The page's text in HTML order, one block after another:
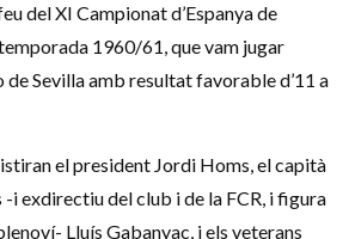
del XI Campionat d’Espanya de
1960/61, que vam jugar
Sevilla amb resultat favorable d’11 a
el president Jordi Homs, el capità
-i exdirectiu del club i de la FCR, i figura
Lluís Gabanyac, i els veterans